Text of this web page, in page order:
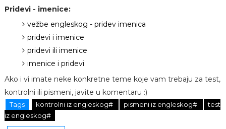
Pridevi - imenice:
vežbe engleskog - pridev imenica
pridevi i imenice
pridevi ili imenice
imenice i pridevi
Ako i vi imate neke konkretne teme koje vam trebaju za test,
kontrolni ili pismeni, javite u komentaru :)
Tags kontrolni iz engleskog# pismeni iz engleskog#
test
iz engleskog#